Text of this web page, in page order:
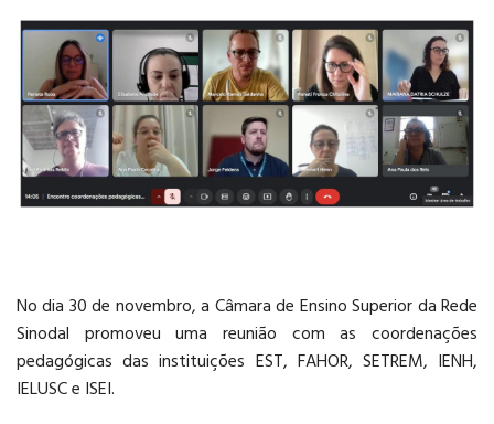
DESENVOLVIMENTO
DE SISTEMAS
PSICOLOGIA
PÓS-GRADUAÇÃO
No dia 30 de novembro, a Câmara de Ensino Superior da Rede
Sinodal promoveu uma reunião com as coordenações
pedagógicas das instituições EST, FAHOR, SETREM, IENH,
IELUSC e ISEI.